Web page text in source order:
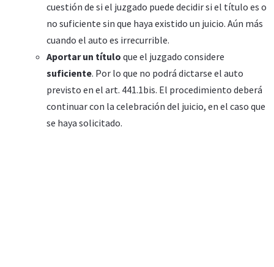
cuestión de si el juzgado puede decidir si el título es o
no suficiente sin que haya existido un juicio. Aún más
cuando el auto es irrecurrible.
Aportar un título que el juzgado considere
suficiente. Por lo que no podrá dictarse el auto
previsto en el art. 441.1bis. El procedimiento deberá
continuar con la celebración del juicio, en el caso que
se haya solicitado.